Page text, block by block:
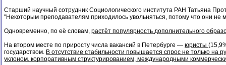
Старший научный сотрудник Социологического института РАН Татьяна
"Некоторым преподавателям приходилось увольняться, потому что они не
Одновременно, по её словам, растёт популярность дополнительного
На втором месте по приросту числа вакансий в Петербурге — юристы
государством. В отсутствие стабильности повышается спрос не только
уклоном, корпоративным структурированием, международными